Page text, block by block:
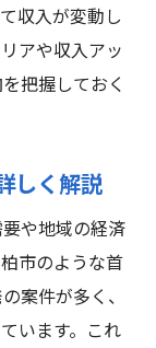
収入が変動し
アや収入アッ
把握しておく
しく解説
や地域の経済
市のような首
案件が多く、
います。これ